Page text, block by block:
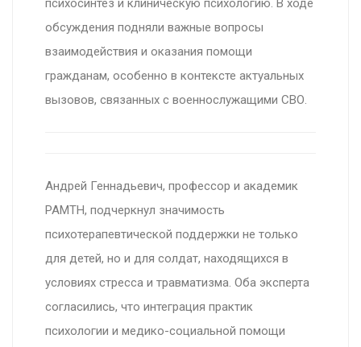
психосинтез и клиническую психологию. В ходе
обсуждения подняли важные вопросы
взаимодействия и оказания помощи
гражданам, особенно в контексте актуальных
вызовов, связанных с военнослужащими СВО.
Андрей Геннадьевич, профессор и академик
РАМТН, подчеркнул значимость
психотерапевтической поддержки не только
для детей, но и для солдат, находящихся в
условиях стресса и травматизма. Оба эксперта
согласились, что интеграция практик
психологии и медико-социальной помощи